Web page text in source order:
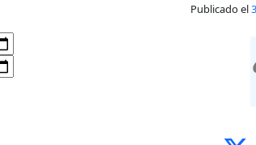
Publicado el